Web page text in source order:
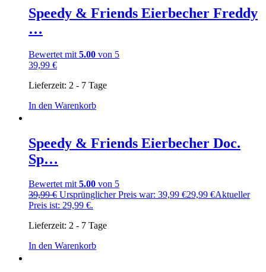
Speedy & Friends Eierbecher Freddy
…
Bewertet mit 5.00 von 5
39,99 €
Lieferzeit: 2 - 7 Tage
In den Warenkorb
Speedy & Friends Eierbecher Doc.
Sp…
Bewertet mit5.00 von 5
39,99€ Ursprünglicher Preis war: 39,99 €29,99 €Aktueller
Preis ist: 29,99 €.
Lieferzeit: 2 - 7 Tage
In den Warenkorb